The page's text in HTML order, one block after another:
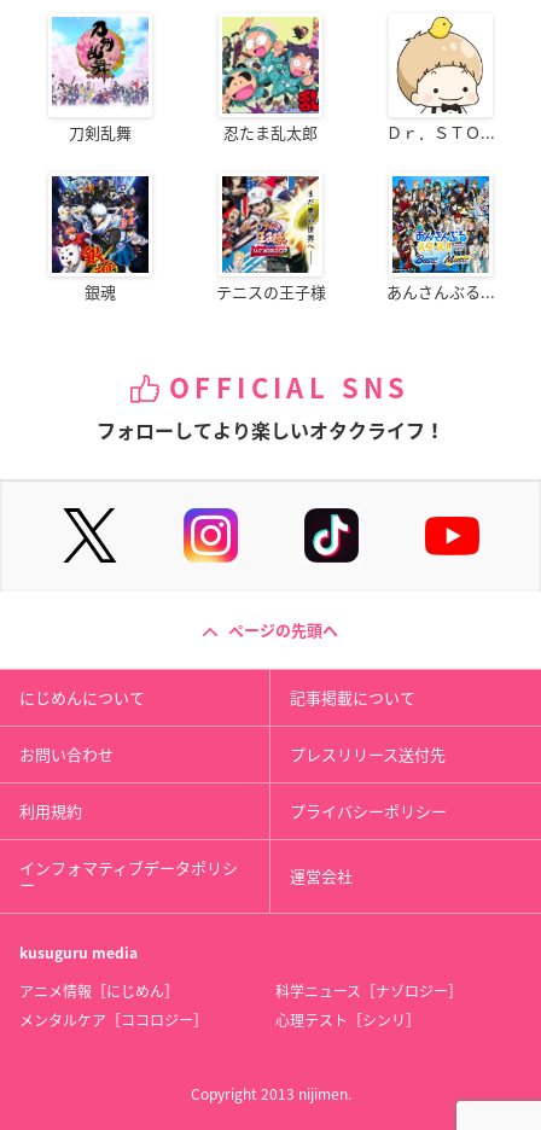
刀剣乱舞 忍たま乱太郎 Ｄｒ．ＳＴＯ...
銀魂 テニスの王子様 あんさんぶる...
OFFICIAL SNS
フォローしてより楽しいオタクライフ！
ページの先頭へ
にじめんについて 記事掲載について
お問い合わせ プレスリリース送付先
利用規約 プライバシーポリシー
インフォマティブデータポリシ
ー 運営会社
kusuguru media
アニメ情報［にじめん］
科学ニュース［ナゾロジー］
メンタルケア［ココロジー］
心理テスト［シンリ］
Copyright 2013 nijimen.